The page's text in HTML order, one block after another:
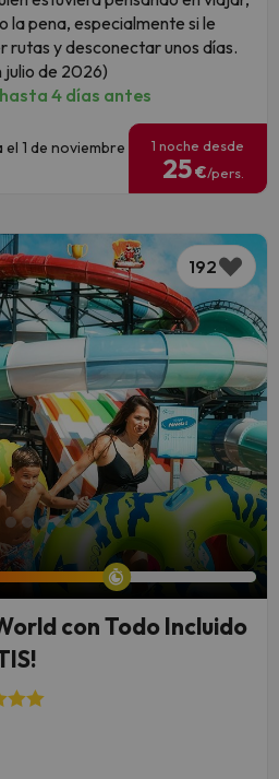
la pena, especialmente si le
rutas y desconectar unos días.
julio de 2026)
4 días antes
1 de noviembre
1 noche desde
25€/pers.
192
con Todo Incluido